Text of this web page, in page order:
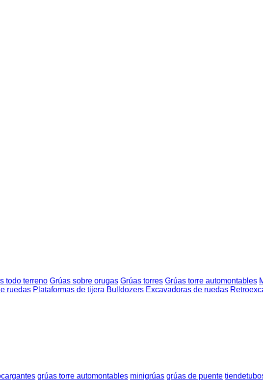
todo terreno Grúas sobre orugas Grúas torres Grúas torre automontables
ruedas Plataformas de tijera Bulldozers Excavadoras de ruedas
grúas torre automontables minigrúas grúas de puente